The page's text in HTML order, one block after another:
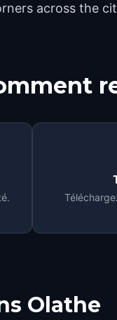
across the
Olathe